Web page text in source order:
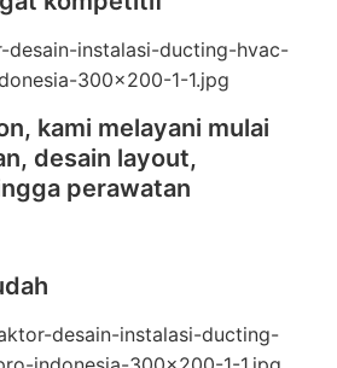
kami melayani mulai
desain layout,
perawatan